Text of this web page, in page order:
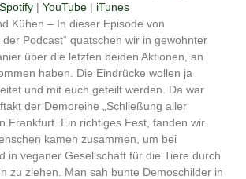
Google Podcasts
Spotify
iTunes
Spotify | YouTube | iTunes
Kühen – In dieser Episode von
der Podcast“ quatschen wir in gewohnter
über die letzten beiden Aktionen, an
haben. Die Eindrücke wollen ja
und mit euch geteilt werden. Da war
der Demoreihe „Schließung aller
Frankfurt. Ein richtiges Fest, fanden wir.
kamen zusammen, um bei
in veganer Gesellschaft für die Tiere durch
zu ziehen. Man sah bunte Demoschilder in